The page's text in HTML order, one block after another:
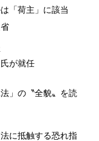
「荷主」に該当
が就任
」の〝全貌〟を読
に抵触する恐れ指